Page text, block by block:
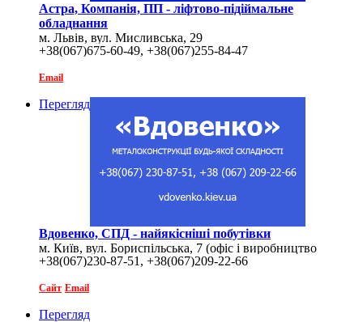
Астра, Компанія, ПП - ліфтово-підіймальне
обладнання
м. Львів, вул. Мисливська, 29
+38(067)675-60-49, +38(067)255-84-47
Email
Перегляд
Вдовенко, СПД - найякісніші побутівки
м. Київ, вул. Бориспільська, 7 (офіс і виробництво
знаходяться на території заводу Будмаш)
+38(067)230-87-51, +38(067)209-22-66
Сайт Email
Перегляд